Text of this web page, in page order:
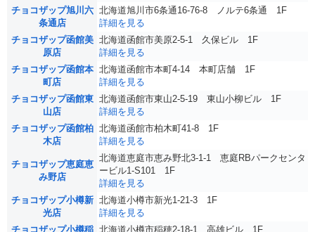
チョコザップ旭川六
条通店
北海道旭川市6条通16-76-8 ノルテ6条通 1F
詳細を見る
チョコザップ函館美
原店
北海道函館市美原2-5-1 久保ビル 1F
詳細を見る
チョコザップ函館本
町店
北海道函館市本町4-14 本町店舗 1F
詳細を見る
チョコザップ函館東
山店
北海道函館市東山2-5-19 東山小柳ビル 1F
詳細を見る
チョコザップ函館柏
木店
北海道函館市柏木町41-8 1F
詳細を見る
チョコザップ恵庭恵
み野店
北海道恵庭市恵み野北3-1-1 恵庭RBパークセンタ
ービル1-S101 1F
詳細を見る
チョコザップ小樽新
光店
北海道小樽市新光1-21-3 1F
詳細を見る
チョコザップ小樽稲 北海道小樽市稲穂2-18-1 高雄ビル 1F